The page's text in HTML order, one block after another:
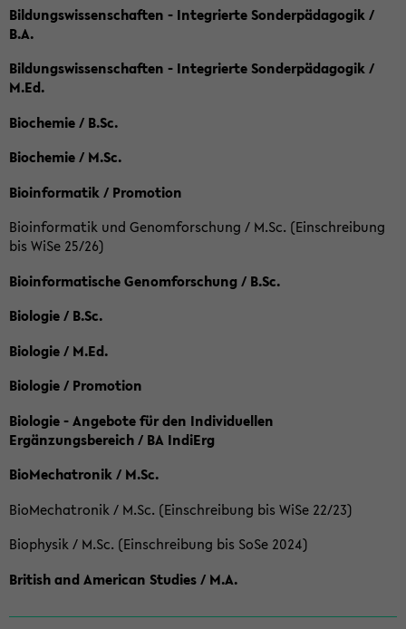
Bildungswissenschaften - Integrierte Sonderpädagogik /
B.A.
Bildungswissenschaften - Integrierte Sonderpädagogik /
M.Ed.
Biochemie / B.Sc.
Biochemie / M.Sc.
Bioinformatik / Promotion
Bioinformatik und Genomforschung / M.Sc. (Einschreibung
bis WiSe 25/26)
Bioinformatische Genomforschung / B.Sc.
Biologie / B.Sc.
Biologie / M.Ed.
Biologie / Promotion
Biologie - Angebote für den Individuellen
Ergänzungsbereich / BA IndiErg
BioMechatronik / M.Sc.
BioMechatronik / M.Sc. (Einschreibung bis WiSe 22/23)
Biophysik / M.Sc. (Einschreibung bis SoSe 2024)
British and American Studies / M.A.